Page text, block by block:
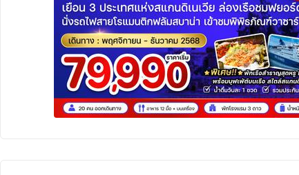
ทัวร์บาหลี
ทัวร์นิวซีแลนด์
ทัวร์ออสเตรเลีย